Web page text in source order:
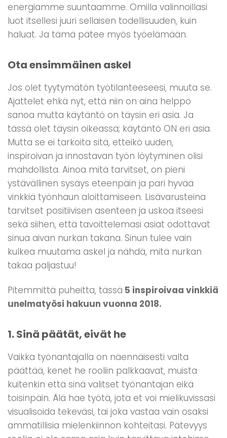
energiamme suuntaamme. Omilla valinnoillasi
luot itsellesi juuri sellaisen todellisuuden, kuin
haluat. Ja tämä pätee myös työelämään.
Ota ensimmäinen askel
Jos olet tyytymätön työtilanteeseesi, muuta se.
Ajattelet ehkä nyt, että niin on aina helppo
sanoa mutta käytäntö on täysin eri asia. Ja
tässä olet täysin oikeassa; käytäntö ON eri asia.
Mutta se ei tarkoita sitä, etteikö uuden,
inspiroivan ja innostavan työn löytyminen olisi
mahdollista. Ainoa mitä tarvitset, on pieni
ystävällinen sysäys eteenpäin ja pari hyvää
vinkkiä työnhaun aloittamiseen. Lisävarusteina
tarvitset positiivisen asenteen ja uskoa itseesi
sekä siihen, että tavoittelemasi asiat odottavat
sinua aivan nurkan takana. Sinun tulee vain
kulkea muutama askel ja nähdä, mitä nurkan
takaa paljastuu!
Pitemmittä puheitta, tässä 5 inspiroivaa vinkkiä
unelmatyösi hakuun vuonna 2018.
1. Sinä päätät, eivät he
Vaikka työnantajalla on näennäisesti valta
päättää, kenet he rooliin palkkaavat, muista
kuitenkin että sinä valitset työnantajan eikä
toisinpäin. Älä hae työtä, jota et voi mielikuvissasi
visualisoida tekeväsi, tai joka vastaa vain osaksi
ammatillisia mielenkiinnon kohteitasi. Pätevyys